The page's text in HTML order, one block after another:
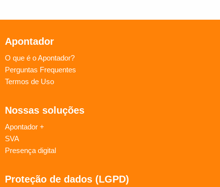
Apontador
O que é o Apontador?
Perguntas Frequentes
Termos de Uso
Nossas soluções
Apontador +
SVA
Presença digital
Proteção de dados (LGPD)